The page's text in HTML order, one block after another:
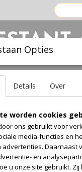
>Divina Melange>
Opties
Details Over
worden cookies
ons gebruikt voor
media-functies en
Daarnaast
en
u onze site gebruikt. Zij